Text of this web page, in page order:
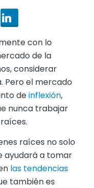
con lo
de la
considerar
Pero el mercado
deinflexión,
nunca trabajar
raíces no solo
ayudará a tomar
las tendencias
también es